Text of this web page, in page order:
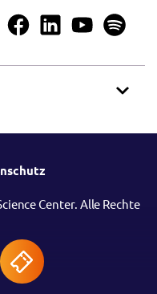
Center. Alle Rechte